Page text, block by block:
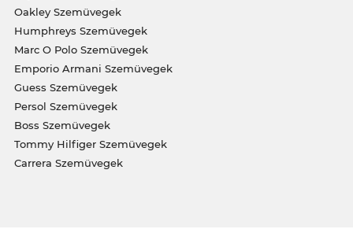
Oakley Szemüvegek
Humphreys Szemüvegek
Marc O Polo Szemüvegek
Emporio Armani Szemüvegek
Guess Szemüvegek
Persol Szemüvegek
Boss Szemüvegek
Tommy Hilfiger Szemüvegek
Carrera Szemüvegek